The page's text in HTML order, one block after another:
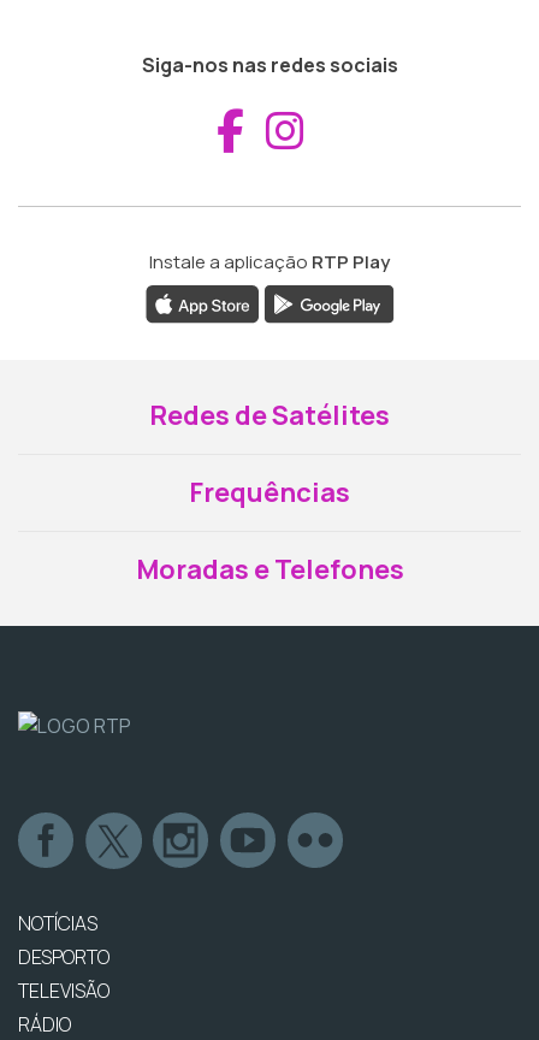
Siga-nos nas redes sociais
Aceder ao
Instale a aplicação RTP Play
Redes de Satélites
Frequências
Moradas e Telefones
NOTÍCIAS
DESPORTO
TELEVISÃO
RÁDIO